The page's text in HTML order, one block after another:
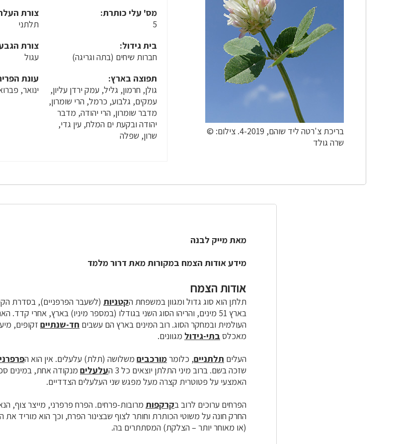
בריכת צ'רטה ליד שוהם, 4-2019. צילום: ©
שרה גולד
מס' עלי כותרת:
5
צורת
תלתני
בית גידול:
חברות שיחים (בתה וגריגה)
צורת
עגול
תפוצה בארץ:
גולן, חרמון, גליל, עמק ירדן עליון,
עמקים, גלבוע, כרמל, הרי שומרון,
מדבר שומרון, הרי יהודה, מדבר
יהודה ובקעת ים המלח, עין גדי,
שרון, שפלה
עונת
ינואר,
מאת מייק לבנה
מידע אודות הצמח במקורות מאת דרור מלמד
אודות הצמח
תלתן הוא סוג גדול ומגוון במשפחת הקטניות
בארץ 51 מינים, והריהו הסוג השני בגודלו (במספר מיניו) בארץ, אחרי
העולמית ובמחקר הסוג. רוב המינים בארץ הם עשבים חד-שנתיים זקופים,
מאכלס בתי-גידול מגוונים.
העלים תלתניים, כלומרמורכבים משלושה (תלת) עלעלים. אין הוא הפרפרני
שזכה בשם. ברוב מיני התלתן יוצאים כל 3 ה
עלעלים
האמצעי על פטוטרית קצרה מעל מפגש שני העלעלים הצדדיים.
הפרחים ערוכים לרוב בקרקפות מרובות-פרחים. הפרח פרפרני, מייצר צוף,
החרק חונה על משוטי הכותרת וחותר לצוף שבצינור הפרח, וכך הוא מוריד את
(או מאוחר יותר – הצלקת) המסתתרים בה.